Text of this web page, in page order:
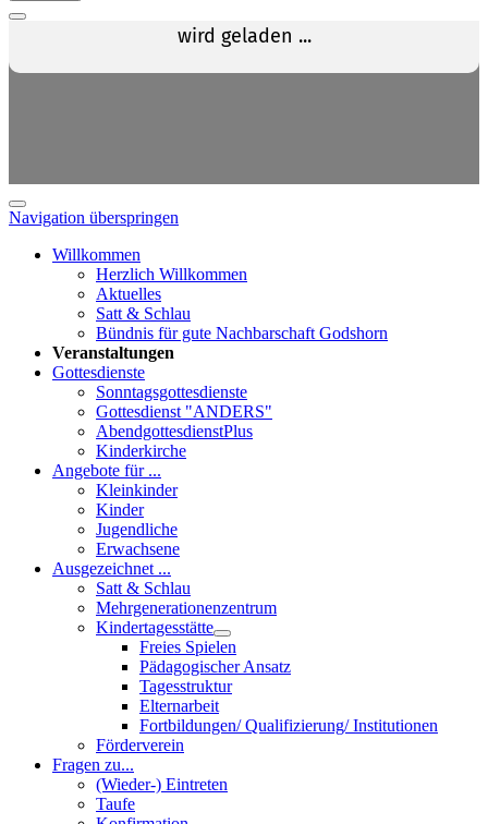
Navigation überspringen
Willkommen
Herzlich Willkommen
Aktuelles
Satt & Schlau
Bündnis für gute Nachbarschaft Godshorn
Veranstaltungen
Gottesdienste
Sonntagsgottesdienste
Gottesdienst "ANDERS"
AbendgottesdienstPlus
Kinderkirche
Angebote für ...
Kleinkinder
Kinder
Jugendliche
Erwachsene
Ausgezeichnet ...
Satt & Schlau
Mehrgenerationenzentrum
Kindertagesstätte
Freies Spielen
Pädagogischer Ansatz
Tagesstruktur
Elternarbeit
Fortbildungen/ Qualifizierung/ Institutionen
Förderverein
Fragen zu...
(Wieder-) Eintreten
Taufe